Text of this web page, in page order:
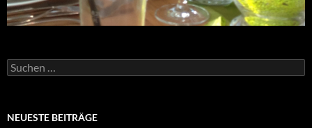
Suchen
nach:
NEUESTE BEITRÄGE